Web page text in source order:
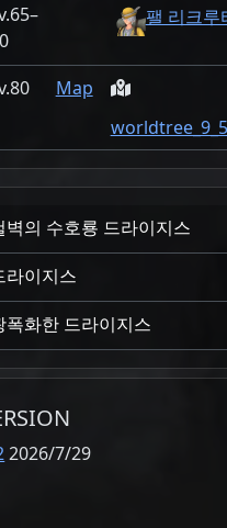
65–
팰 리크루
80
Map
벽의 수호룡 드라이지스
라이지스
폭화한 드라이지스
2026/7/29